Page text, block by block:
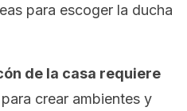
para escoger la ducha
de la casa requiere
para crear ambientes y